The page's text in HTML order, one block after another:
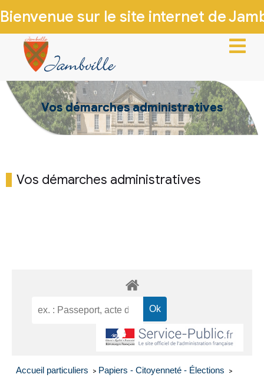
Bienvenue sur le site internet de
ACCUEIL
VIE MUNICIPALE
VIE LOCALE
PATRIMOINE & HISTOIRE
Vos démarches administratives
Vos démarches administratives
Accueil particuliers > Papiers - Citoyenneté - Élections >